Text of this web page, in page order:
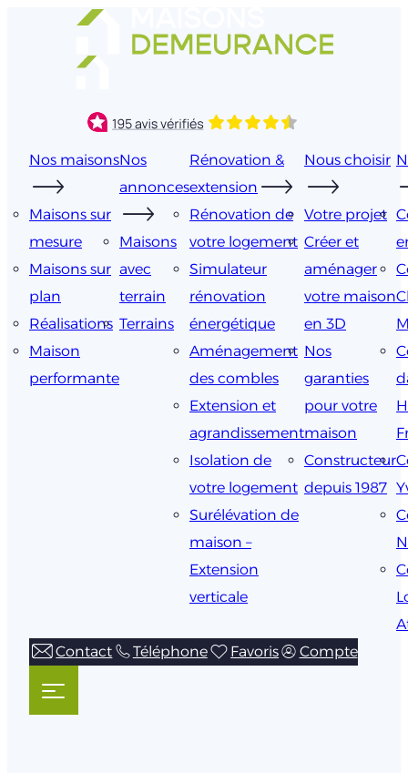
Nos maisons
Maisons sur
mesure
Maisons sur
plan
Réalisations
Maison
performante
Nos
annonces
Maisons
avec
terrain
Terrains
Rénovation &
extension
Rénovation de
votre logement
Simulateur
rénovation
énergétique
Aménagement
des combles
Extension et
agrandissement
Isolation de
votre logement
Surélévation de
maison –
Extension
verticale
Nous choisir
Votre projet
Créer et
aménager
votre maison
en 3D
Nos
garanties
pour votre
maison
Constructeur
depuis 1987
Contact
Téléphone Favoris Compte